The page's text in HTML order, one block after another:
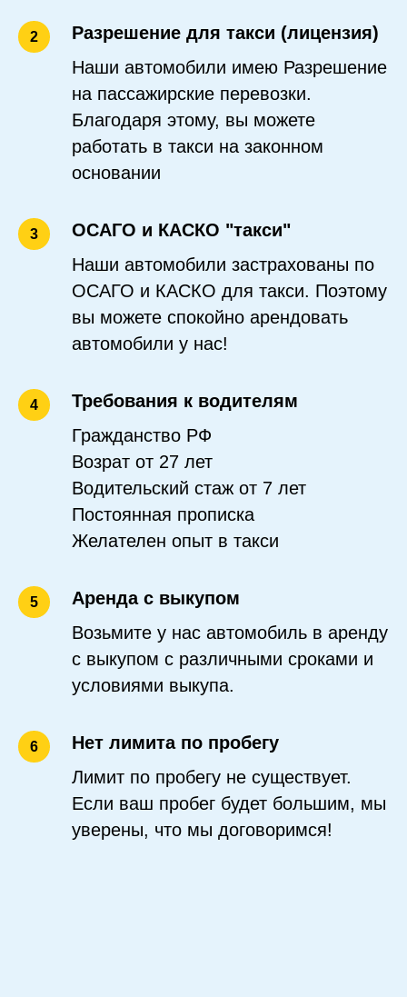
2
Разрешение для такси (лицензия)
Наши автомобили имею Разрешение
на пассажирские перевозки.
Благодаря этому, вы можете
работать в такси на законном
основании
3
ОСАГО и КАСКО "такси"
Наши автомобили застрахованы по
ОСАГО и КАСКО для такси. Поэтому
вы можете спокойно арендовать
автомобили у нас!
4
Требования к водителям
Гражданство РФ
Возрат от 27 лет
Водительский стаж от 7 лет
Постоянная прописка
Желателен опыт в такси
5
Аренда с выкупом
Возьмите у нас автомобиль в аренду
с выкупом с различными сроками и
условиями выкупа.
6
Нет лимита по пробегу
Лимит по пробегу не существует.
Если ваш пробег будет большим, мы
уверены, что мы договоримся!